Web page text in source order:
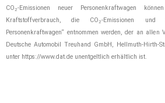
CO2-Emissionen neuer Personenkraftwagen
Kraftstoffverbrauch, die CO2-Emissionen und
Personenkraftwagen“ entnommen werden, der an
Deutsche Automobil Treuhand GmbH, Hellmuth-Hirth-
unter https://www.dat.de unentgeltlich erhältlich ist.